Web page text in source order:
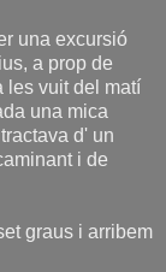
una excursió
a prop de
les vuit del matí
una mica
d' un
i de
graus i arribem